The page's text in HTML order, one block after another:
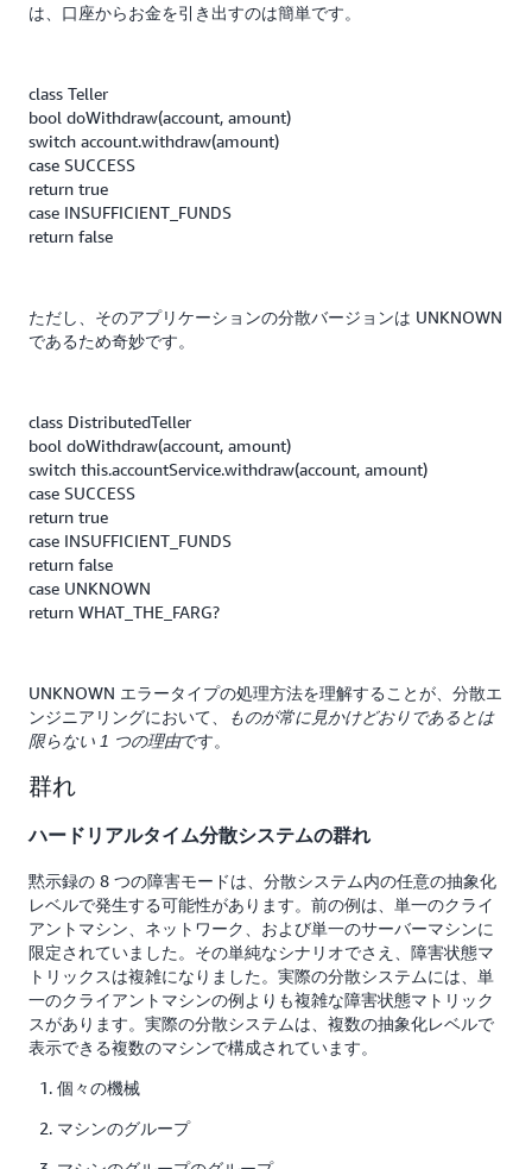
は、口座からお金を引き出すのは簡単です。
class Teller
bool doWithdraw(account, amount)
switch account.withdraw(amount)
case SUCCESS
return true
case INSUFFICIENT_FUNDS
return false
ただし、そのアプリケーションの分散バージョンは UNKNOWN
であるため奇妙です。
class DistributedTeller
bool doWithdraw(account, amount)
switch this.accountService.withdraw(account, amount)
case SUCCESS
return true
case INSUFFICIENT_FUNDS
return false
case UNKNOWN
return WHAT_THE_FARG?
UNKNOWN エラータイプの処理方法を理解することが、分散エ
ンジニアリングにおいて、
ものが常に見かけどおりであるとは
限らない 1 つの理由です。
群れ
ハードリアルタイム分散システムの群れ
黙示録の 8 つの障害モードは、分散システム内の任意の抽象化
レベルで発生する可能性があります。前の例は、単一のクライ
アントマシン、ネットワーク、および単一のサーバーマシンに
限定されていました。その単純なシナリオでさえ、障害状態マ
トリックスは複雑になりました。実際の分散システムには、単
一のクライアントマシンの例よりも複雑な障害状態マトリック
スがあります。実際の分散システムは、複数の抽象化レベルで
表示できる複数のマシンで構成されています。
個々の機械
マシンのグループ